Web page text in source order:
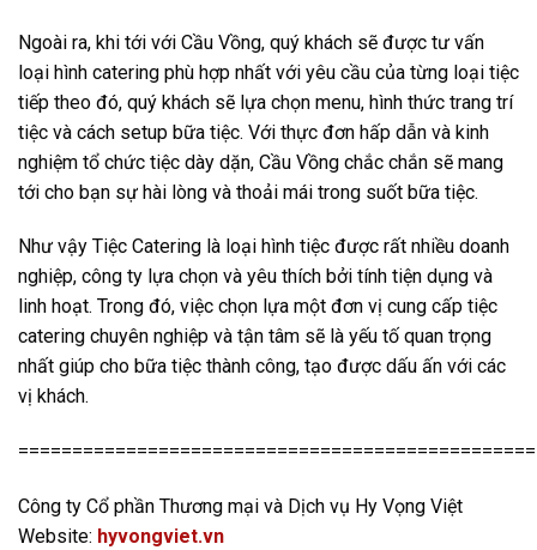
Ngoài ra, khi tới với Cầu Vồng, quý khách sẽ được tư vấn
loại hình catering phù hợp nhất với yêu cầu của từng loại tiệc
tiếp theo đó, quý khách sẽ lựa chọn menu, hình thức trang trí
tiệc và cách setup bữa tiệc. Với thực đơn hấp dẫn và kinh
nghiệm tổ chức tiệc dày dặn, Cầu Vồng chắc chắn sẽ mang
tới cho bạn sự hài lòng và thoải mái trong suốt bữa tiệc.
Như vậy Tiệc Catering là loại hình tiệc được rất nhiều doanh
nghiệp, công ty lựa chọn và yêu thích bởi tính tiện dụng và
linh hoạt. Trong đó, việc chọn lựa một đơn vị cung cấp tiệc
catering chuyên nghiệp và tận tâm sẽ là yếu tố quan trọng
nhất giúp cho bữa tiệc thành công, tạo được dấu ấn với các
vị khách.
Công ty Cổ phần Thương mại và Dịch vụ Hy Vọng Việt
Website: hyvongviet.vn